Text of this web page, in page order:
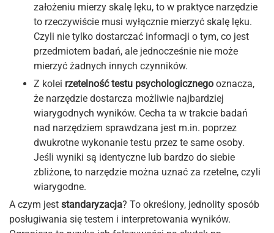
założeniu mierzy skalę lęku, to w praktyce narzędzie
to rzeczywiście musi wyłącznie mierzyć skalę lęku.
Czyli nie tylko dostarczać informacji o tym, co jest
przedmiotem badań, ale jednocześnie nie może
mierzyć żadnych innych czynników.
Z kolei rzetelność testu psychologicznego oznacza,
że narzędzie dostarcza możliwie najbardziej
wiarygodnych wyników. Cecha ta w trakcie badań
nad narzędziem sprawdzana jest m.in. poprzez
dwukrotne wykonanie testu przez te same osoby.
Jeśli wyniki są identyczne lub bardzo do siebie
zbliżone, to narzędzie można uznać za rzetelne, czyli
wiarygodne.
A czym jest standaryzacja? To określony, jednolity sposób
posługiwania się testem i interpretowania wyników.